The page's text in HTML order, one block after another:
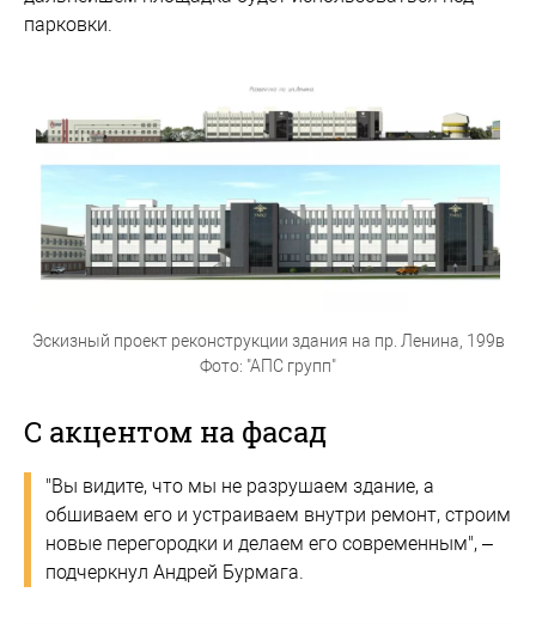
парковки.
Эскизный проект реконструкции здания на пр. Ленина, 199в
Фото: "АПС групп"
С акцентом на фасад
"Вы видите, что мы не разрушаем здание, а
обшиваем его и устраиваем внутри ремонт, строим
новые перегородки и делаем его современным", –
подчеркнул Андрей Бурмага.